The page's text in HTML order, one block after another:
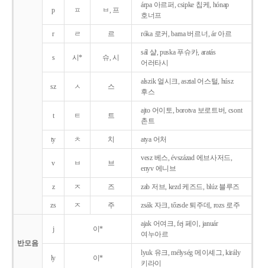
p ㅍ ㅂ, 프
árpa 아르퍼, csipke 칩케, hónap
호너프
r ㄹ 르 róka 로커, barna 버르너, ár 아르
s 시* 슈, 시
sál 샬, puska 푸슈카, aratás
어러타시
sz ㅅ 스
alszik 얼시크, asztal 어스털, húsz
후스
t ㅌ 트
ajto 어이토, borotva 보로트버, csont
촌트
ty ㅊ 치 atya 어처
v ㅂ 브
vesz 베스, évszázad 에브사저드,
enyv 에니브
z ㅈ 즈 zab 저브, kezd 케즈드, blúz 블루즈
zs ㅈ 주 zsák 자크, tőzsde 퇴주데, rozs 로주
반모음
j 이*
ajak 어여크, fej 페이, január
여누아르
ly 이*
lyuk 유크, mélység 메이셰그, király
키라이